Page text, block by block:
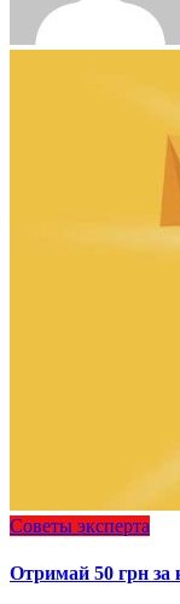
Советы эксперта
Отримай 50 грн за